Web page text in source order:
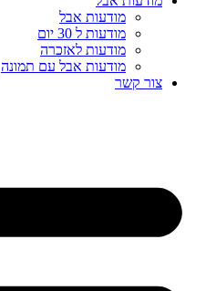
מודעות אבל
מודעות ל 30 יום
מודעות לאזכרה
מודעות אבל עם תמונה
צור קשר